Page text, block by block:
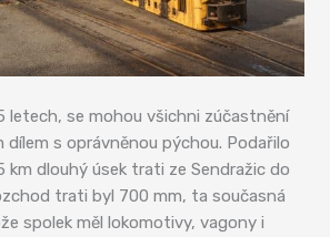
letech, se mohou všichni zúčastnění
s oprávněnou pýchou. Podařilo
dlouhý úsek trati ze Sendražic do
trati byl 700 mm, ta současná
spolek měl lokomotivy, vagony i